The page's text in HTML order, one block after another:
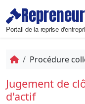
Portail de la reprise
Procédure
Jugement de
d'actif